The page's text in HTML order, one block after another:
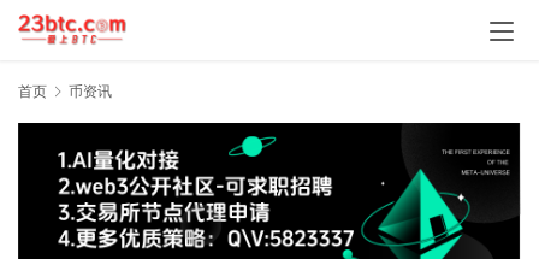
首页 币资讯